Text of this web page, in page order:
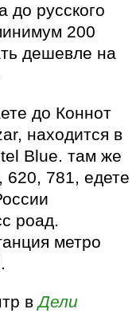
до русского
200
дешевле на
до Коннот
находится в
Blue. там же
620, 781, едете
роад.
метро
вДели